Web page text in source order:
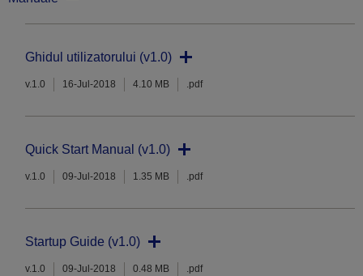
Ghidul utilizatorului (v1.0)
v.1.0 16-Jul-2018 4.10 MB .pdf
Quick Start Manual (v1.0)
v.1.0 09-Jul-2018 1.35 MB .pdf
Startup Guide (v1.0)
v.1.0 09-Jul-2018 0.48 MB .pdf